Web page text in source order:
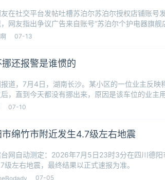
在社交平台发帖吐槽苏泊尔苏泊尔授权店铺账号
网友指出争议广告来自账号“苏泊尔个护电器旗
生间07-13
还报警是谁惯的
道，7月4日，湖南长沙。某小区的一位业主反
，直到今天都没有挪出来，原因是该车位的业主
位是
07-10
市绵竹市附近发生4.7级左右地震
网自动测定：2026年7月5日23时3分在四川德
级左右地震，最终结果以正式速报为准。
07-05